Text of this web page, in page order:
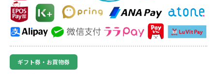
ギフト券・お買物券